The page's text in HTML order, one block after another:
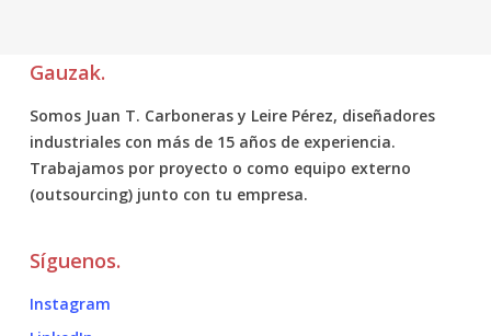
Gauzak.
Somos Juan T. Carboneras y Leire Pérez, diseñadores
industriales con más de 15 años de experiencia.
Trabajamos por proyecto o como equipo externo
(outsourcing) junto con tu empresa.
Síguenos.
Instagram